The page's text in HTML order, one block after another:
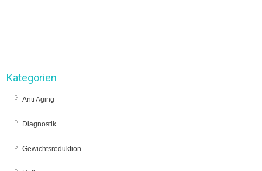
Kategorien
Anti Aging
Diagnostik
Gewichtsreduktion